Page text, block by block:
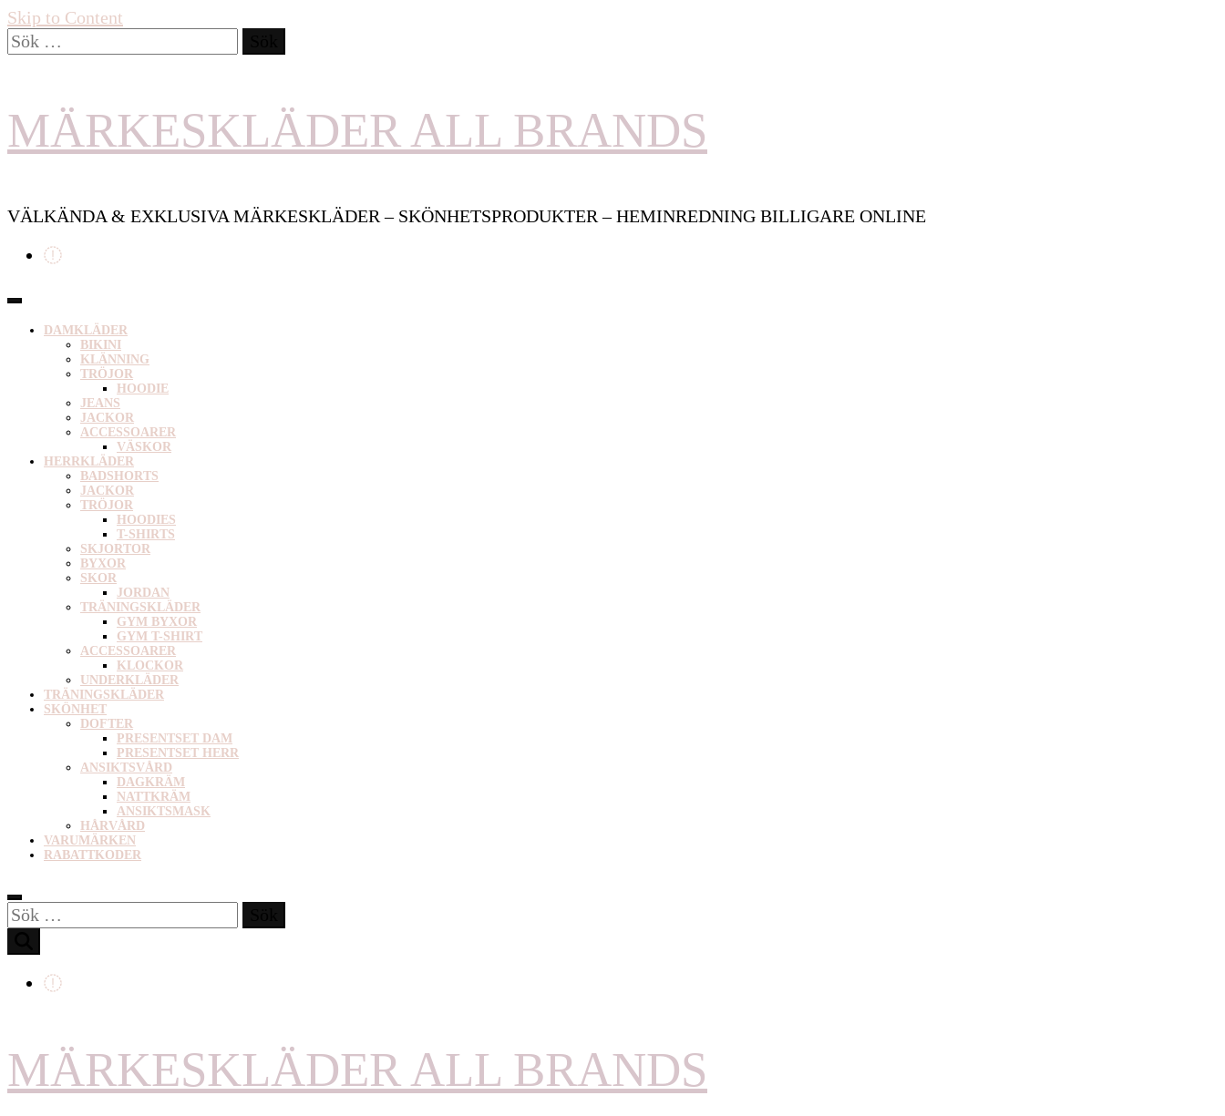
Skip to Content
Sök
efter:
MÄRKESKLÄDER ALL BRANDS
VÄLKÄNDA & EXKLUSIVA MÄRKESKLÄDER – SKÖNHETSPRODUKTER – HEMINREDNING BILLIGARE ONLINE
DAMKLÄDER
BIKINI
KLÄNNING
TRÖJOR
HOODIE
JEANS
JACKOR
ACCESSOARER
VÄSKOR
HERRKLÄDER
BADSHORTS
JACKOR
TRÖJOR
HOODIES
T-SHIRTS
SKJORTOR
BYXOR
SKOR
JORDAN
TRÄNINGSKLÄDER
GYM BYXOR
GYM T-SHIRT
ACCESSOARER
KLOCKOR
UNDERKLÄDER
TRÄNINGSKLÄDER
SKÖNHET
DOFTER
PRESENTSET DAM
PRESENTSET HERR
ANSIKTSVÅRD
DAGKRÄM
NATTKRÄM
ANSIKTSMASK
HÅRVÅRD
VARUMÄRKEN
RABATTKODER
Sök
efter:
MÄRKESKLÄDER ALL BRANDS